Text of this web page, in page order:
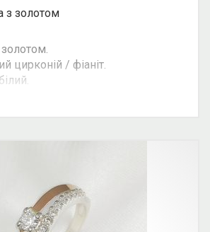
з золотом
цирконій / фіаніт.
потрійна каблучка.